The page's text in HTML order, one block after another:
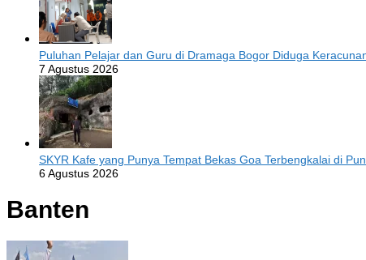
Puluhan Pelajar dan Guru di Dramaga Bogor Diduga
7 Agustus 2026
SKYR Kafe yang Punya Tempat Bekas Goa Terbengkalai di
6 Agustus 2026
Banten